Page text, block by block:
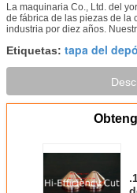
La maquinaria Co., Ltd. del
de fábrica de las piezas de la
industria por diez años.
Etiquetas: tapa del